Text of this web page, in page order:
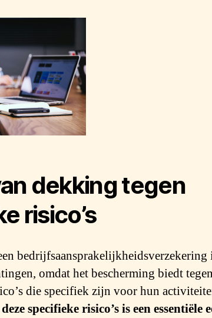
dekking tegen
risico’s
bedrijfsaansprakelijkheidsverzekering
omdat het bescherming biedt
die specifiek zijn voor hun
specifieke risico’s is een essentiële